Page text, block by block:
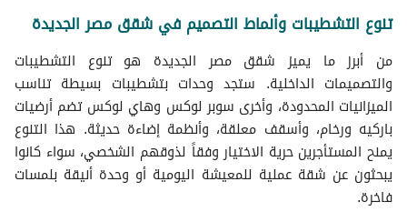
تنوع التشطيبات وأنماط التصميم في شقق مصر الجديدة
من أبرز ما يميز شقق مصر الجديدة هو تنوع التشطيبات
والتصميمات الداخلية. ستجد وحدات بتشطيبات بسيطة تناسب
الميزانيات المحدودة، وأخرى سوبر لوكس وهاي لوكس تضم أرضيات
باركيه ورخام، وأسقف معلقة، وأنظمة إضاءة حديثة. هذا التنوع
يمنح المستأجرين حرية الاختيار وفقاً لذوقهم الشخصي، سواء كانوا
يبحثون عن شقة عملية للمعيشة اليومية أو وحدة أنيقة بلمسات
فاخرة.